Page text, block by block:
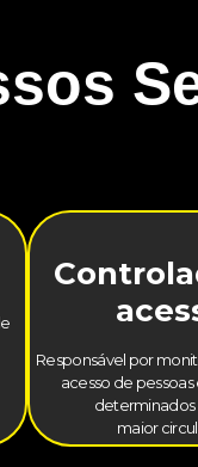
Responsável por
acesso de
determinados
maior